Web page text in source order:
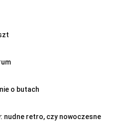
o butach
nudne retro, czy nowoczesne